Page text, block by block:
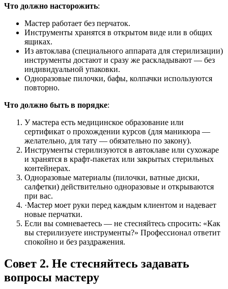
Что должно насторожить:
Мастер работает без перчаток.
Инструменты хранятся в открытом виде или в общих
ящиках.
Из автоклава (специального аппарата для стерилизации)
инструменты достают и сразу же раскладывают — без
индивидуальной упаковки.
Одноразовые пилочки, бафы, колпачки используются
повторно.
Что должно быть в порядке:
У мастера есть медицинское образование или
сертификат о прохождении курсов (для маникюра —
желательно, для тату — обязательно по закону).
Инструменты стерилизуются в автоклаве или сухожаре
и хранятся в крафт-пакетах или закрытых стерильных
контейнерах.
Одноразовые материалы (пилочки, ватные диски,
салфетки) действительно одноразовые и открываются
при вас.
·Мастер моет руки перед каждым клиентом и надевает
новые перчатки.
Если вы сомневаетесь — не стесняйтесь спросить: «Как
вы стерилизуете инструменты?» Профессионал ответит
спокойно и без раздражения.
Совет 2. Не стесняйтесь задавать
вопросы мастеру